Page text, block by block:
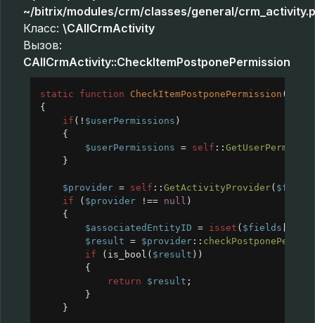
~/bitrix/modules/crm/classes/general/
Класс: \CAllCrmActivity
Вызов:
CAllCrmActivity::CheckItemPostponePermission
static function CheckItemPostponePermission (
{
if ( ! $userPermissions )
{
$userPermissions = self ::
}
$provider = self :: GetActivityProvider( $fields
if ( $provider !== null )
{
$associatedEntityID = isset ( $fields
$result = $provider ::
if ( is_bool ( $result ))
{
return
$result ;
}
}